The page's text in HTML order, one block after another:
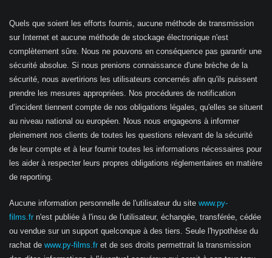
Quels que soient les efforts fournis, aucune méthode de transmission
sur Internet et aucune méthode de stockage électronique n'est
complètement sûre. Nous ne pouvons en conséquence pas garantir une
sécurité absolue. Si nous prenions connaissance d'une brèche de la
sécurité, nous avertirions les utilisateurs concernés afin qu'ils puissent
prendre les mesures appropriées. Nos procédures de notification
d’incident tiennent compte de nos obligations légales, qu'elles se situent
au niveau national ou européen. Nous nous engageons à informer
pleinement nos clients de toutes les questions relevant de la sécurité
de leur compte et à leur fournir toutes les informations nécessaires pour
les aider à respecter leurs propres obligations réglementaires en matière
de reporting.
Aucune information personnelle de l'utilisateur du site www.py-
films.fr n'est publiée à l'insu de l'utilisateur, échangée, transférée, cédée
ou vendue sur un support quelconque à des tiers. Seule l'hypothèse du
rachat de www.py-films.fr et de ses droits permettrait la transmission